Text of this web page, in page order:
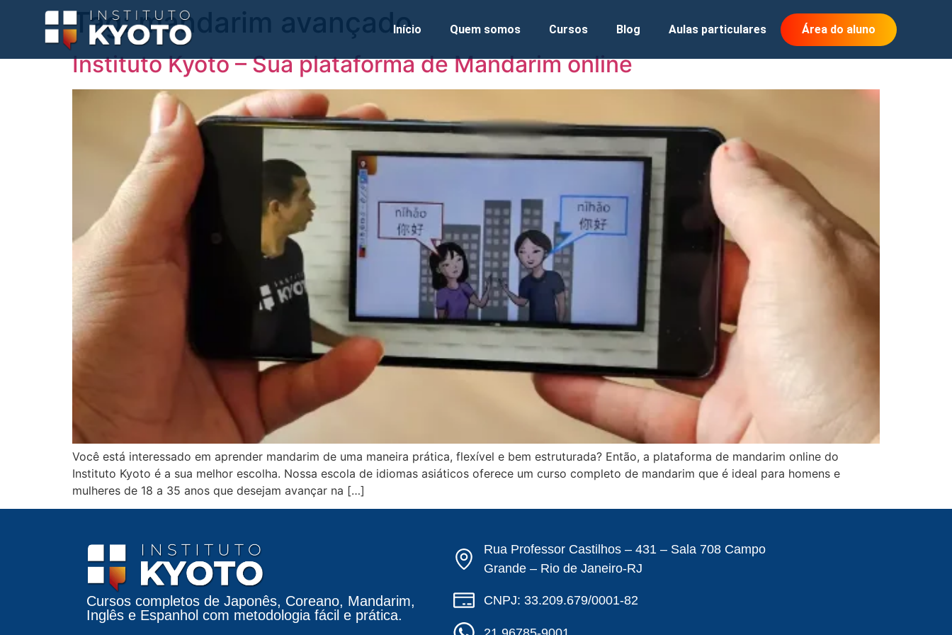
Início Quem somos Cursos Blog Aulas particulares Área do aluno
Tag:mandarim avançado
Instituto Kyoto – Sua plataforma de Mandarim online
Você está interessado em aprender mandarim de uma maneira prática, flexível e bem estruturada? Então, a plataforma de mandarim online do
Instituto Kyoto é a sua melhor escolha. Nossa escola de idiomas asiáticos oferece um curso completo de mandarim que é ideal para homens e
mulheres de 18 a 35 anos que desejam avançar na […]
Cursos completos de Japonês, Coreano, Mandarim,
Inglês e Espanhol com metodologia fácil e prática.
Rua Professor Castilhos – 431 – Sala 708 Campo
Grande – Rio de Janeiro-RJ
CNPJ: 33.209.679/0001-82